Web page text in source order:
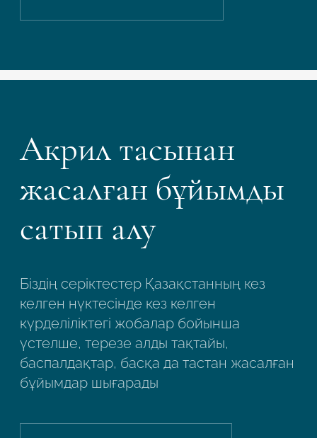
Акрил тасынан
жасалған бұйымды
сатып алу
Біздің серіктестер Қазақстанның кез
келген нүктесінде кез келген
күрделіліктегі жобалар бойынша
үстелше, терезе алды тақтайы,
баспалдақтар, басқа да тастан жасалған
бұйымдар шығарады